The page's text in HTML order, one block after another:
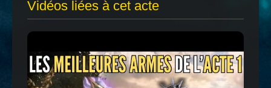
Vidéos liées à cet acte